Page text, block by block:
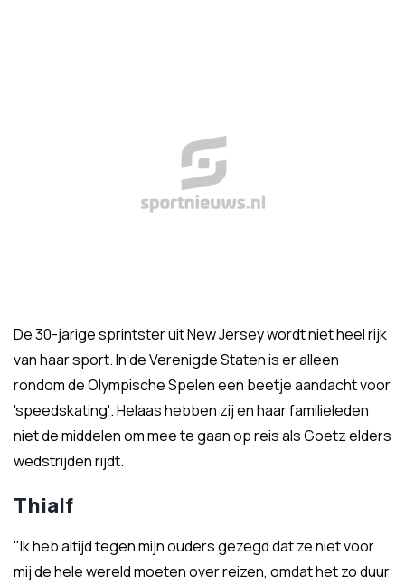
De 30-jarige sprintster uit New Jersey wordt niet heel rijk
van haar sport. In de Verenigde Staten is er alleen
rondom de Olympische Spelen een beetje aandacht voor
'speedskating'. Helaas hebben zij en haar familieleden
niet de middelen om mee te gaan op reis als Goetz elders
wedstrijden rijdt.
Thialf
"Ik heb altijd tegen mijn ouders gezegd dat ze niet voor
mij de hele wereld moeten over reizen, omdat het zo duur